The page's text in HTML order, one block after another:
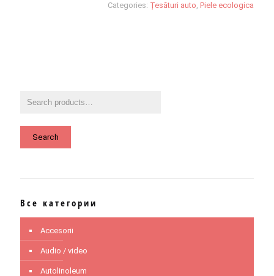
Categories: Țesături auto, Piele ecologica
Search
Все категории
Accesorii
Audio / video
Autolinoleum